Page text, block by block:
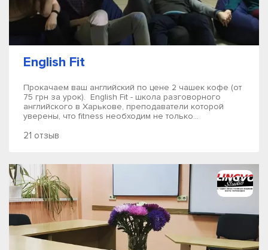
English Fit
Прокачаем ваш английский по цене 2 чашек кофе (от
75 грн за урок). English Fit - школа разговорного
английского в Харькове, преподаватели которой
уверены, что fitness необходим не только...
21 отзыв